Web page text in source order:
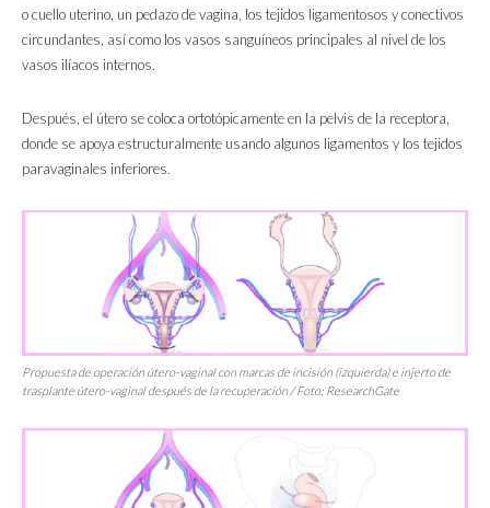
o cuello uterino, un pedazo de vagina, los tejidos ligamentosos y conectivos
circundantes, así como los vasos sanguíneos principales al nivel de los
vasos ilíacos internos.
Después, el útero se coloca ortotópicamente en la pelvis de la receptora,
donde se apoya estructuralmente usando algunos ligamentos y los tejidos
paravaginales inferiores.
Propuesta de operación útero-vaginal con marcas de incisión (izquierda) e injerto de
trasplante útero-vaginal después de la recuperación / Foto: ResearchGate